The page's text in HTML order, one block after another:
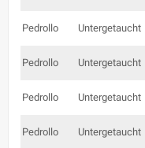
Pedrollo Untergetaucht
Pedrollo Untergetaucht
Pedrollo Untergetaucht
Pedrollo Untergetaucht